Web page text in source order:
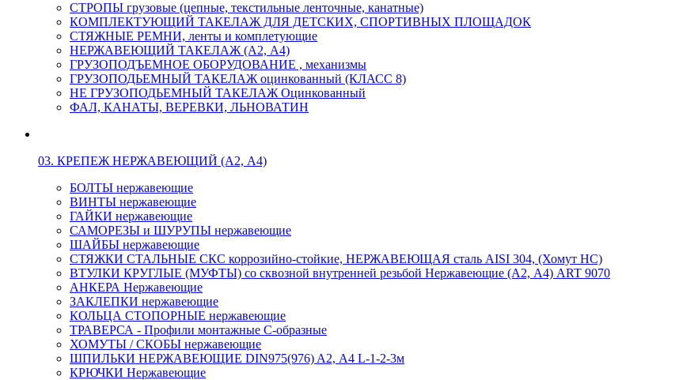
СТРОПЫ грузовые (цепные, текстильные ленточные, канатные)
КОМПЛЕКТУЮЩИЙ ТАКЕЛАЖ ДЛЯ ДЕТСКИХ, СПОРТИВНЫХ ПЛОЩАДОК
СТЯЖНЫЕ РЕМНИ, ленты и комплетующие
НЕРЖАВЕЮЩИЙ ТАКЕЛАЖ (А2, А4)
ГРУЗОПОДЪЕМНОЕ ОБОРУДОВАНИЕ , механизмы
ГРУЗОПОДЬЕМНЫЙ ТАКЕЛАЖ оцинкованный (КЛАСС 8)
НЕ ГРУЗОПОДЬЕМНЫЙ ТАКЕЛАЖ Оцинкованный
ФАЛ, КАНАТЫ, ВЕРЕВКИ, ЛЬНОВАТИН
03. КРЕПЕЖ НЕРЖАВЕЮЩИЙ (А2, А4)
БОЛТЫ нержавеющие
ВИНТЫ нержавеющие
ГАЙКИ нержавеющие
САМОРЕЗЫ и ШУРУПЫ нержавеющие
ШАЙБЫ нержавеющие
СТЯЖКИ СТАЛЬНЫЕ СКС коррозийно-стойкие, НЕРЖАВЕЮЩАЯ сталь AISI 304, (Хомут НС)
ВТУЛКИ КРУГЛЫЕ (МУФТЫ) со сквозной внутренней резьбой Нержавеющие (А2, А4) ART 9070
АНКЕРА Нержавеющие
ЗАКЛЕПКИ нержавеющие
КОЛЬЦА СТОПОРНЫЕ нержавеющие
ТРАВЕРСА - Профили монтажные С-образные
ХОМУТЫ / СКОБЫ нержавеющие
ШПИЛЬКИ НЕРЖАВЕЮЩИЕ DIN975(976) A2, А4 L-1-2-3м
КРЮЧКИ Нержавеющие